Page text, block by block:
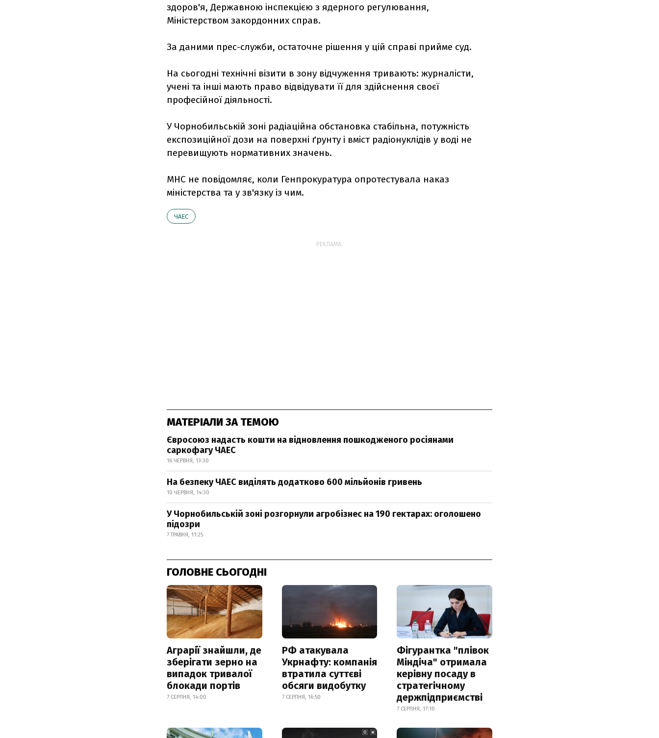
здоров'я, Державною інспекцією з ядерного регулювання,
Міністерством закордонних справ.
За даними прес-служби, остаточне рішення у цій справі прийме суд.
На сьогодні технічні візити в зону відчуження тривають: журналісти,
учені та інші мають право відвідувати її для здійснення своєї
професійної діяльності.
У Чорнобильській зоні радіаційна обстановка стабільна, потужність
експозиційної дози на поверхні ґрунту і вміст радіонуклідів у воді не
перевищують нормативних значень.
МНС не повідомляє, коли Генпрокуратура опротестувала наказ
міністерства та у зв'язку із чим.
ЧАЕС
РЕКЛАМА:
МАТЕРІАЛИ ЗА ТЕМОЮ
Євросоюз надасть кошти на відновлення пошкодженого росіянами
саркофагу ЧАЕС
16 ЧЕРВНЯ, 13:30
На безпеку ЧАЕС виділять додатково 600 мільйонів гривень
10 ЧЕРВНЯ, 14:30
У Чорнобильській зоні розгорнули агробізнес на 190 гектарах: оголошено
підозри
7 ТРАВНЯ, 11:25
ГОЛОВНЕ СЬОГОДНІ
Аграрії знайшли, де
зберігати зерно на
випадок тривалої
блокади портів
7 СЕРПНЯ, 14:00
РФ атакувала
Укрнафту: компанія
втратила суттєві
обсяги видобутку
7 СЕРПНЯ, 16:50
Фігурантка "плівок
Міндіча" отримала
керівну посаду в
стратегічному
держпідприємстві
7 СЕРПНЯ, 17:10